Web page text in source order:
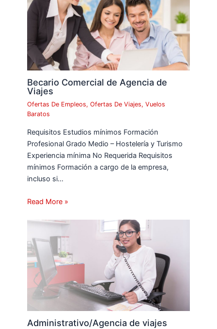
Becario Comercial de Agencia de
Viajes
Ofertas De Empleos,Ofertas De Viajes,Vuelos
Baratos
Requisitos Estudios mínimos Formación
Profesional Grado Medio – Hostelería y Turismo
Experiencia mínima No Requerida Requisitos
mínimos Formación a cargo de la empresa,
incluso si…
Read More »
Administrativo/Agencia de viajes